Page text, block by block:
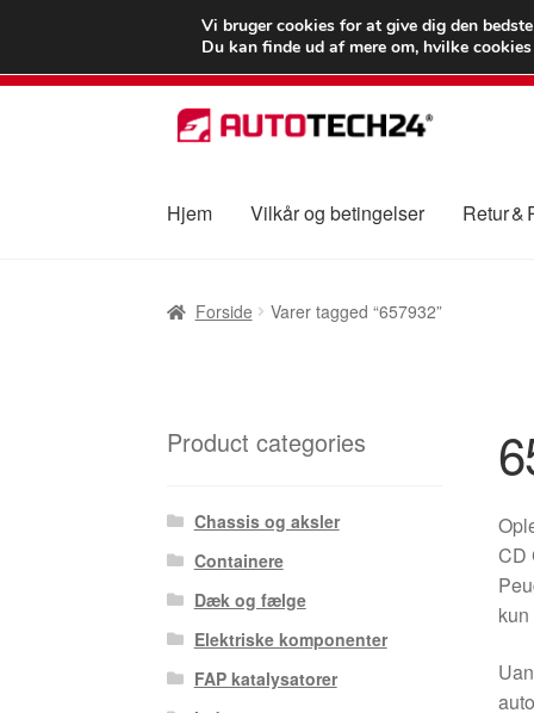
LEVERING fra
Spring
til
Spring
til
Hjem
Vilkår og betingelser Retur &
Forside Varer tagged “657932”
CD
Product categories
Chassis og aksler
Containere
Dæk og fælge
Elektriske komponenter
FAP katalysatorer
Vi bruger cookies for at give dig den
Du kan finde ud af mere om, hvilke